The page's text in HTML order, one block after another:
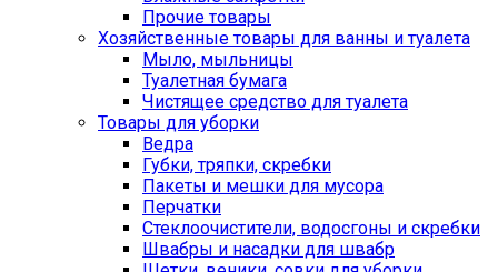
Прочие товары
Хозяйственные товары для ванны и туалета
Мыло, мыльницы
Туалетная бумага
Чистящее средство для туалета
Товары для уборки
Ведра
Губки, тряпки, скребки
Пакеты и мешки для мусора
Перчатки
Стеклоочистители, водосгоны и скребки
Швабры и насадки для швабр